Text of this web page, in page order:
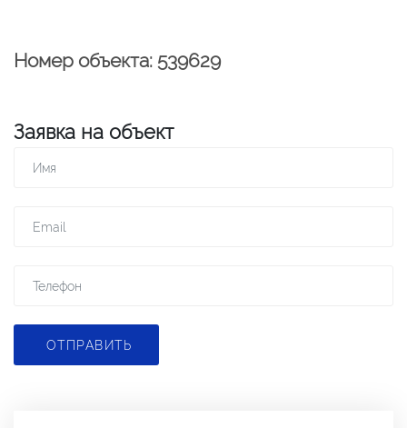
Номер объекта: 539629
Заявка на объект
ОТПРАВИТЬ